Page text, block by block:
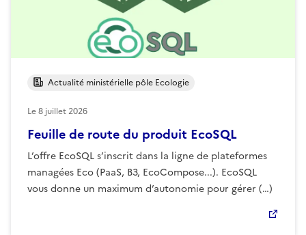
Feuille de route du produit EcoSQL
L’offre EcoSQL s’inscrit dans la ligne de plateformes
managées Eco (PaaS, B3, EcoCompose...). EcoSQL
vous donne un maximum d’autonomie pour gérer (…)
Actualité ministérielle pôle Ecologie
Le8 juillet 2026